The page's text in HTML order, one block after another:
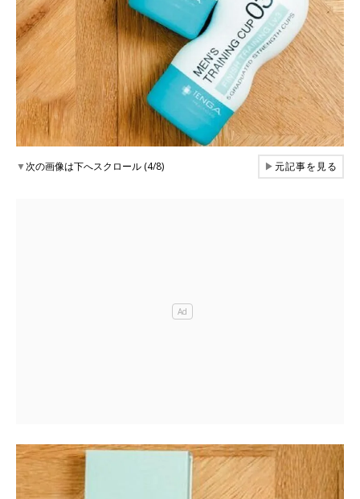
▼次の画像は下へスクロール (4/8) ▶元記事を見る